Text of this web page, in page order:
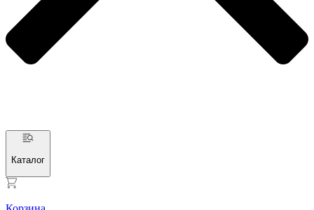
Каталог